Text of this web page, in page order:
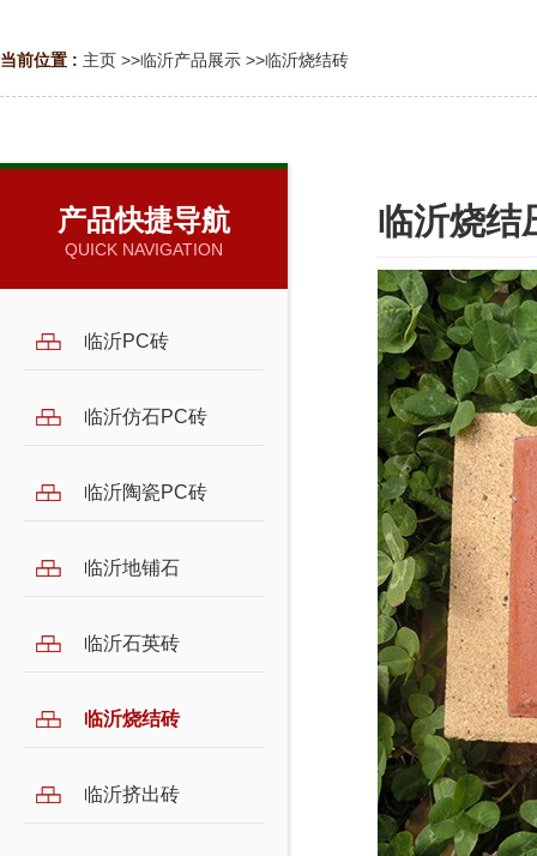
当前位置 : 主页 >>临沂产品展示 >>临沂烧结砖
产品快捷导航
QUICK NAVIGATION
临沂PC砖
临沂仿石PC砖
临沂陶瓷PC砖
临沂地铺石
临沂石英砖
临沂烧结砖
临沂挤出砖
临沂烧结